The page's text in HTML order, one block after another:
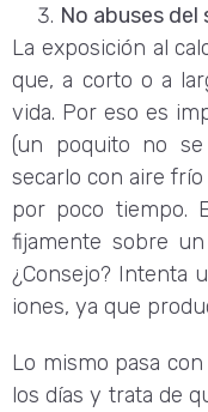
No abuses
La exposición al
que, a corto o a
vida. Por eso es
(un poquito no
secarlo con aire
por poco tiempo.
fijamente sobre
¿Consejo? Intenta
iones, ya que
Lo mismo pasa
los días y trata de